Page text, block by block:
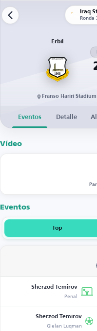
Iraq
Erbil
Franso Hariri Stadium
Eventos Detalle
Vídeo
Eventos
Top
Sherzod Temirov
Penal
Sherzod Temirov
Gielan Luqman